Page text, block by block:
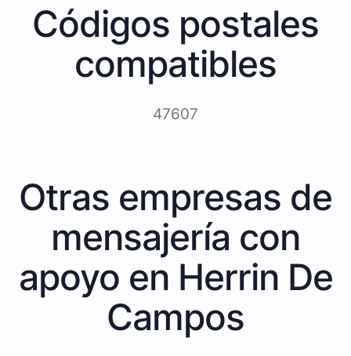
Códigos postales
compatibles
47607
Otras empresas de
mensajería con
apoyo en Herrin De
Campos